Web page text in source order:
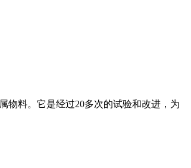
物料。它是经过20多次的试验和改进，为